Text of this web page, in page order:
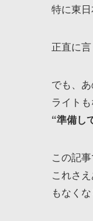
特に東
正直に
でも、
ライト
“準備し
この記
これさ
もなくな